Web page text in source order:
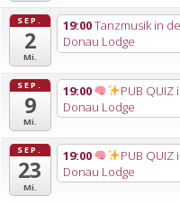
SEP.
2
Mi.
19:00Tanzmusik in
Donau Lodge
SEP.
9
Mi.
19:00 PUB QUIZ
Donau Lodge
SEP.
23
Mi.
19:00 PUB QUIZ
Donau Lodge